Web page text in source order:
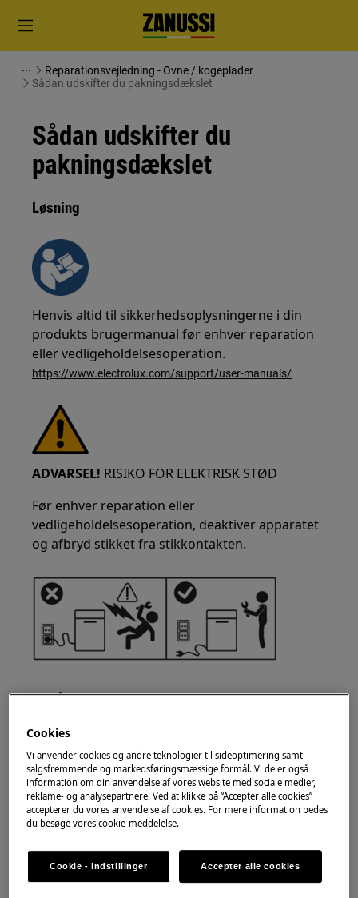
Reparationsvejledning - Ovne / kogeplader
Sådan udskifter du pakningsdækslet
Sådan udskifter du
pakningsdækslet
Løsning
Henvis altid til sikkerhedsoplysningerne i din
produkts brugermanual før enhver reparation
eller vedligeholdelsesoperation.
https://www.electrolux.com/support/user-manuals/
ADVARSEL! RISIKO FOR ELEKTRISK STØD
Før enhver reparation eller
vedligeholdelsesoperation, deaktiver apparatet
og afbryd stikket fra stikkontakten.
ADVARSEL!RISIKO FOR SKADE
Vær altid forsigtig, når du flytter apparater. For
tunge apparater er det sikrest, at to personer
Cookies
Vi anvender cookies og andre teknologier til sideoptimering samt
salgsfremmende og markedsføringsmæssige formål. Vi deler også
information om din anvendelse af vores website med sociale medier,
reklame- og analysepartnere. Ved at klikke på “Accepter alle cookies”
accepterer du vores anvendelse af cookies. For mere information bedes
du besøge vores cookie-meddelelse.
Cookie - indstillinger Accepter alle cookies